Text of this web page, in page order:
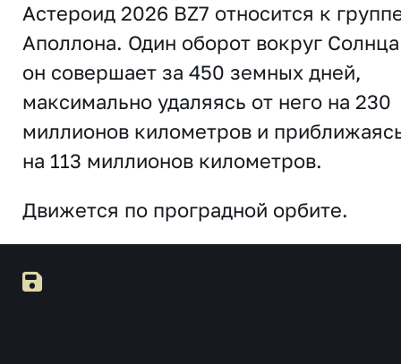
Астероид 2026 BZ7 относится к
Аполлона. Один оборот вокруг Солнца
он совершает за 450 земных дней,
максимально удаляясь от него на 230
миллионов километров и
на 113 миллионов километров.
Движется по проградной орбите.